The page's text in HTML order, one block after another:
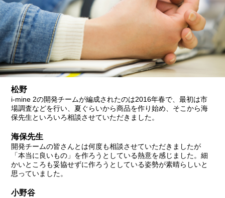
松野
i-mine 2の開発チームが編成されたのは2016年春で、最初は市
場調査などを行い、夏ぐらいから商品を作り始め、そこから海
保先生といろいろ相談させていただきました。
海保先生
開発チームの皆さんとは何度も相談させていただきましたが
「本当に良いもの」を作ろうとしている熱意を感じました。細
かいところも妥協せずに作ろうとしている姿勢が素晴らしいと
思っていました。
小野谷